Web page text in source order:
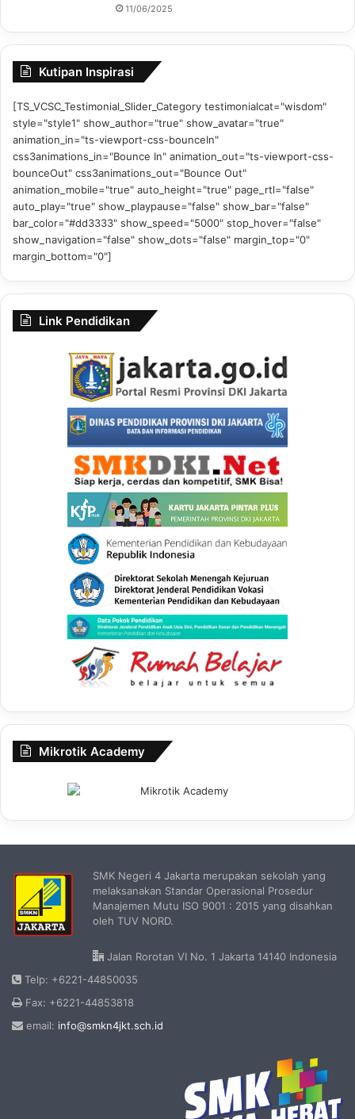
11/06/2025
Kutipan Inspirasi
[TS_VCSC_Testimonial_Slider_Category testimonialcat="wisdom"
style="style1" show_author="true" show_avatar="true"
animation_in="ts-viewport-css-bounceIn"
css3animations_in="Bounce In" animation_out="ts-viewport-css-
bounceOut" css3animations_out="Bounce Out"
animation_mobile="true" auto_height="true" page_rtl="false"
auto_play="true" show_playpause="false" show_bar="false"
bar_color="#dd3333" show_speed="5000" stop_hover="false"
show_navigation="false" show_dots="false" margin_top="0"
margin_bottom="0"]
Link Pendidikan
Mikrotik Academy
SMK Negeri 4 Jakarta merupakan sekolah yang
melaksanakan Standar Operasional Prosedur
Manajemen Mutu ISO 9001 : 2015 yang disahkan
oleh TUV NORD.
Jalan Rorotan VI No. 1 Jakarta 14140 Indonesia
Telp: +6221-44850035
Fax: +6221-44853818
email: info@smkn4jkt.sch.id